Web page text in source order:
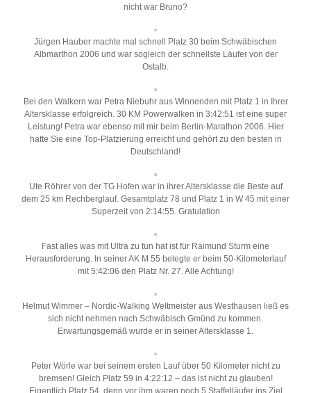
nicht war Bruno?
Jürgen Hauber machte mal schnell Platz 30 beim Schwäbischen
Albmarthon 2006 und war sogleich der schnellste Läufer von der
Ostalb.
Bei den Walkern war Petra Niebuhr aus Winnenden mit Platz 1 in Ihrer
Altersklasse erfolgreich. 30 KM Powerwalken in 3:42:51 ist eine super
Leistung! Petra war ebenso mit mir beim Berlin-Marathon 2006. Hier
hatte Sie eine Top-Platzierung erreicht und gehört zu den besten in
Deutschland!
Ute Röhrer von der TG Hofen war in ihrer Altersklasse die Beste auf
dem 25 km Rechberglauf. Gesamtplatz 78 und Platz 1 in W 45 mit einer
Superzeit von 2:14:55. Gratulation
Fast alles was mit Ultra zu tun hat ist für Raimund Sturm eine
Herausforderung. In seiner AK M 55 belegte er beim 50-Kilometerlauf
mit 5:42:06 den Platz Nr. 27. Alle Achtung!
Helmut Wimmer – Nordic-Walking Weltmeister aus Westhausen ließ es
sich nicht nehmen nach Schwäbisch Gmünd zu kommen.
Erwartungsgemäß wurde er in seiner Altersklasse 1.
Peter Wörle war bei seinem ersten Lauf über 50 Kilometer nicht zu
bremsen! Gleich Platz 59 in 4:22:12 – das ist nicht zu glauben!
Eigentlich Platz 54, denn vor ihm waren noch 5 Staffelläufer ins Ziel